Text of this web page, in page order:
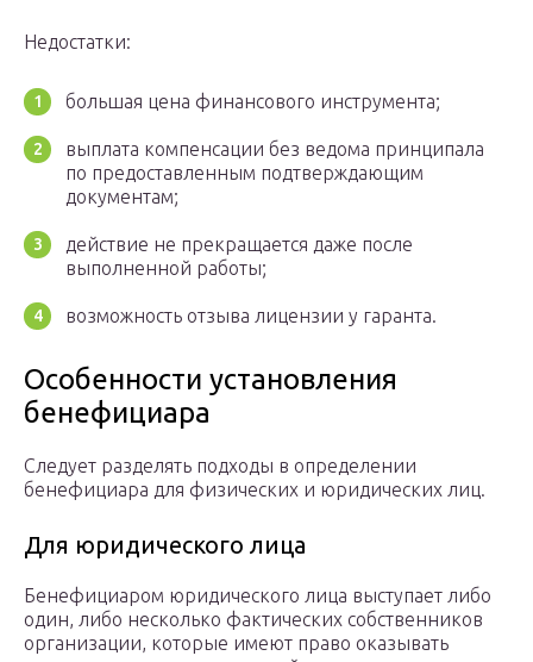
Недостатки:
большая цена финансового инструмента;
выплата компенсации без ведома принципала
по предоставленным подтверждающим
документам;
действие не прекращается даже после
выполненной работы;
возможность отзыва лицензии у гаранта.
Особенности установления
бенефициара
Следует разделять подходы в определении
бенефициара для физических и юридических лиц.
Для юридического лица
Бенефициаром юридического лица выступает либо
один, либо несколько фактических собственников
организации, которые имеют право оказывать